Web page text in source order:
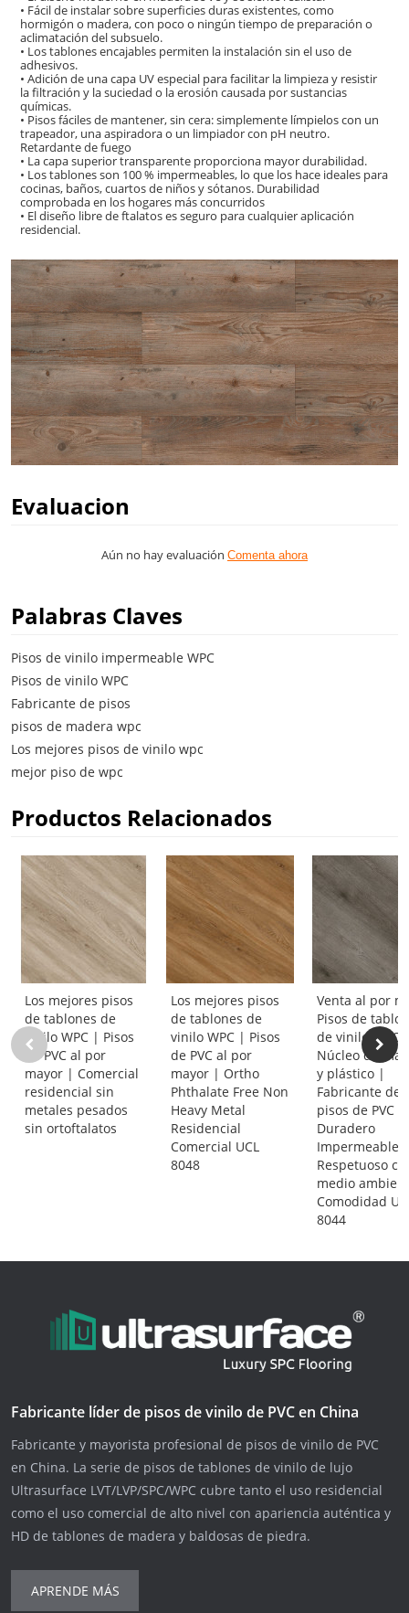
• Fácil de instalar sobre superficies duras existentes, como
hormigón o madera, con poco o ningún tiempo de preparación o
aclimatación del subsuelo.
• Los tablones encajables permiten la instalación sin el uso de
adhesivos.
• Adición de una capa UV especial para facilitar la limpieza y resistir
la filtración y la suciedad o la erosión causada por sustancias
químicas.
• Pisos fáciles de mantener, sin cera: simplemente límpielos con un
trapeador, una aspiradora o un limpiador con pH neutro.
Retardante de fuego
• La capa superior transparente proporciona mayor durabilidad.
• Los tablones son 100 % impermeables, lo que los hace ideales para
cocinas, baños, cuartos de niños y sótanos. Durabilidad
comprobada en los hogares más concurridos
• El diseño libre de ftalatos es seguro para cualquier aplicación
residencial.
Evaluacion
Aún no hay evaluación Comenta ahora
Palabras Claves
Pisos de vinilo impermeable WPC
Pisos de vinilo WPC
Fabricante de pisos
pisos de madera wpc
Los mejores pisos de vinilo wpc
mejor piso de wpc
Productos Relacionados
Los mejores pisos
de tablones de
vinilo WPC | Pisos
de PVC al por
mayor | Comercial
residencial sin
metales pesados
sin ortoftalatos
Los mejores pisos
de tablones de
vinilo WPC | Pisos
de PVC al por
mayor | Ortho
Phthalate Free Non
Heavy Metal
Residencial
Comercial UCL
8048
Venta al por
Pisos de
de vinilo WPC
Núcleo de
y plástico |
Fabricante de
pisos de PVC |
Duradero
Impermeable
Respetuoso
medio
Comodidad
8044
Fabricante líder de pisos de vinilo de PVC en China
Fabricante y mayorista profesional de pisos de vinilo de PVC
en China. La serie de pisos de tablones de vinilo de lujo
Ultrasurface LVT/LVP/SPC/WPC cubre tanto el uso residencial
como el uso comercial de alto nivel con apariencia auténtica y
HD de tablones de madera y baldosas de piedra.
APRENDE MÁS